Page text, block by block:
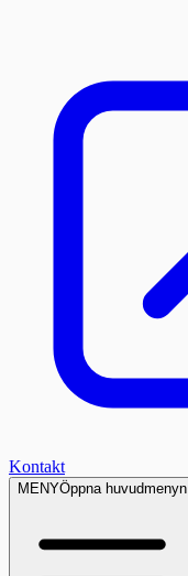
Kontakt
MENYÖppna huvudmenyn